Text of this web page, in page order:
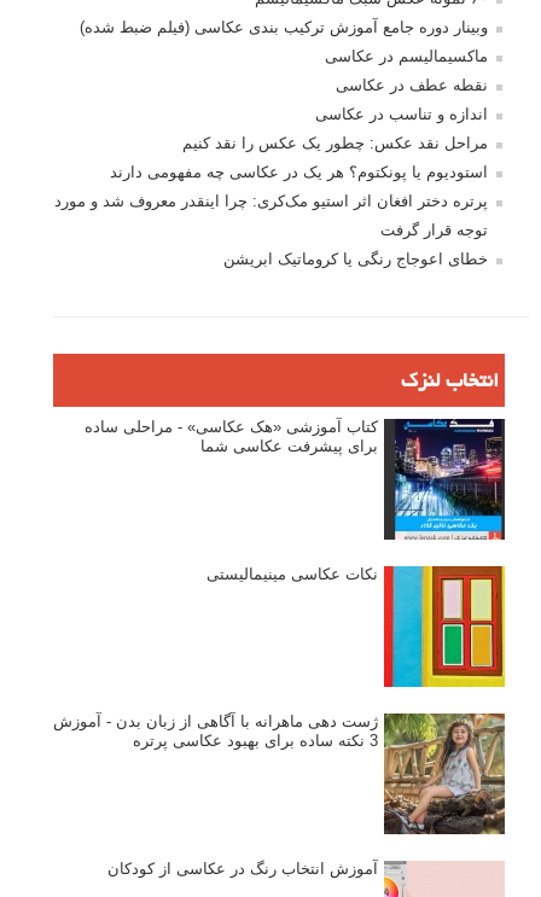
وبینار دوره جامع آموزش ترکیب بندی عکاسی (فیلم ضبط شده)
ماکسیمالیسم در عکاسی
نقطه عطف در عکاسی
اندازه و تناسب در عکاسی
مراحل نقد عکس: چطور یک عکس را نقد کنیم
استودیوم یا پونکتوم؟ هر یک در عکاسی چه مفهومی دارند
پرتره دختر افغان اثر استیو مک‌کری: چرا اینقدر معروف شد و مورد
توجه قرار گرفت
خطای اعوجاج رنگی یا کروماتیک ابریشن
انتخاب لنزک
کتاب آموزشی «هک عکاسی» - مراحلی ساده
برای پیشرفت عکاسی شما
نکات عکاسی مینیمالیستی
ژست دهی ماهرانه با آگاهی از زبان بدن - آموزش
3 نکته ساده برای بهبود عکاسی پرتره
آموزش انتخاب رنگ در عکاسی از کودکان